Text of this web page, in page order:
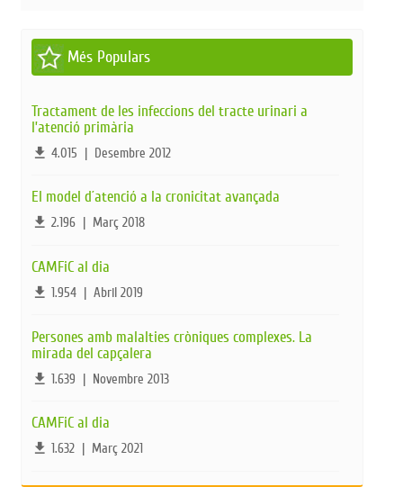
Més Populars
Tractament de les infeccions del tracte urinari a
l’atenció primària
file_download 4.015 | Desembre 2012
El model d´atenció a la cronicitat avançada
file_download 2.196| Març 2018
CAMFiC al dia
file_download 1.954| Abril 2019
Persones amb malalties cròniques complexes. La
mirada del capçalera
file_download 1.639 | Novembre 2013
CAMFiC al dia
file_download 1.632| Març 2021